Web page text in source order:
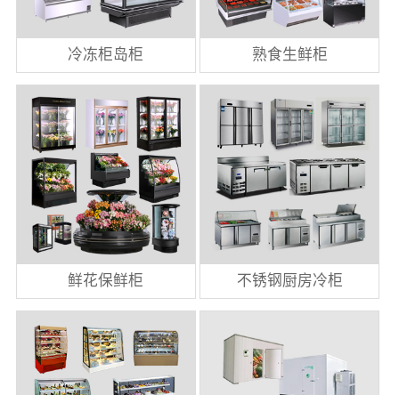
冷冻柜岛柜 熟食生鲜柜
鲜花保鲜柜 不锈钢厨房冷柜